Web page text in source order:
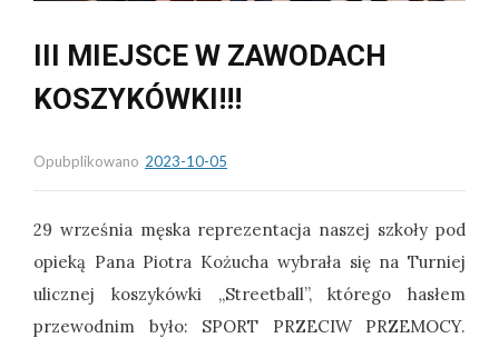
III MIEJSCE W ZAWODACH
KOSZYKÓWKI!!!
Opubplikowano 2023-10-05
29 września męska reprezentacja naszej szkoły pod
opieką Pana Piotra Kożucha wybrała się na Turniej
ulicznej koszykówki ,,Streetball”, którego hasłem
przewodnim było: SPORT PRZECIW PRZEMOCY.